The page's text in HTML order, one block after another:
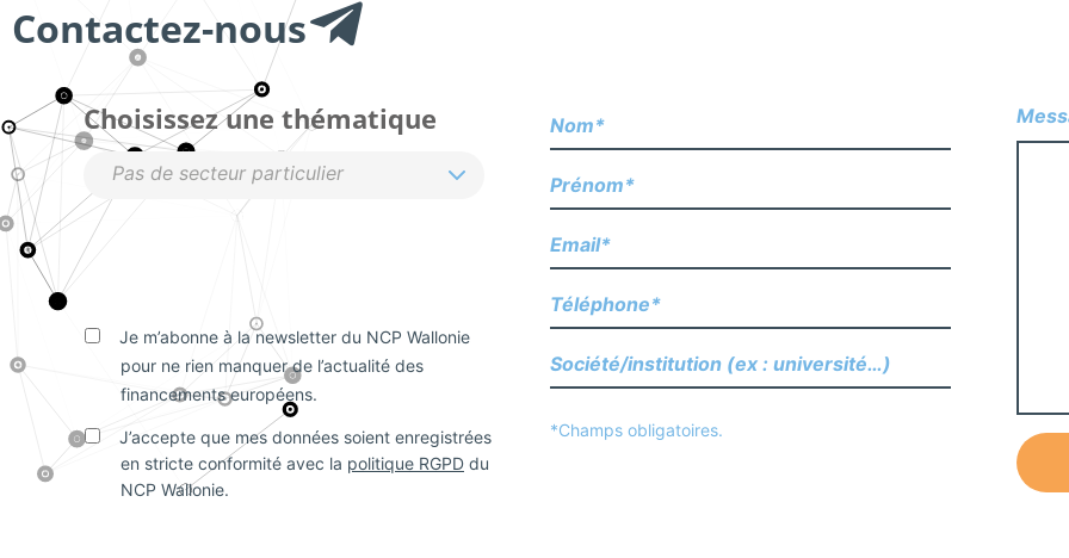
Contactez-nous
Choisissez une thématique
*Champs obligatoires.
Je m’abonne à la newsletter du NCP Wallonie
pour ne rien manquer de l’actualité des
financements européens.
J’accepte que mes données soient enregistrées
en stricte conformité avec la politique RGPD du
NCP Wallonie.